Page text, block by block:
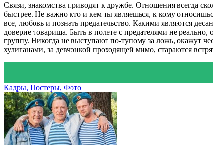
Связи, знакомства приводят к дружбе. Отношения всегда
быстрее. Не важно кто и кем ты являешься, к кому
все, любовь и познать предательство. Какими являются
доверие товарища. Быть в полете с предателями не
группу. Никогда не выступают по-тупому за ложь, окажут
хулиганами, за девчонкой проходящей мимо, стараются
Кадры, Постеры, Фото